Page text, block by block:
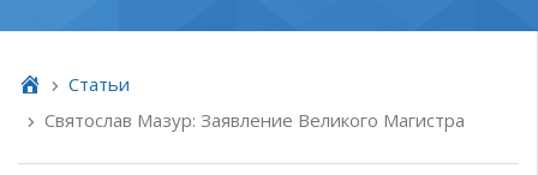
Cтатьи
Святослав Мазур: Заявление Великого Магистра